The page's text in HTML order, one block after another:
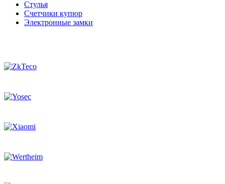
Стулья
Счетчики купюр
Электронные замки